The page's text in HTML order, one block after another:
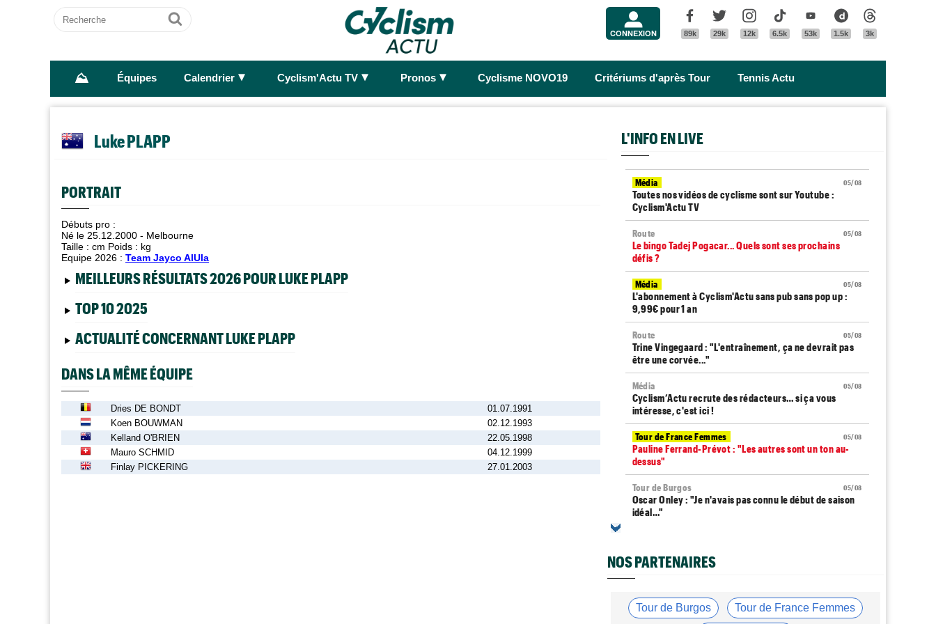
Recherche
Ok CONNEXION
Facebook
89k
Twitter
29k
Instagram
12k
Tik Tok
6.5k
Youtube
53k
Dailymotion
1.5k 3k
⛰ Équipes Calendrier ► Cyclism'Actu TV ► Pronos ► Cyclisme NOVO19 Critériums d'après Tour Tennis Actu
Luke PLAPP
PORTRAIT
Débuts pro :
Né le 25.12.2000 - Melbourne
Taille : cm Poids : kg
Equipe 2026 : Team Jayco AlUla
MEILLEURS RÉSULTATS 2026 POUR LUKE PLAPP
TOP 10 2025
ACTUALITÉ CONCERNANT LUKE PLAPP
DANS LA MÊME ÉQUIPE
Dries DE BONDT
01.07.1991
Koen BOUWMAN
02.12.1993
Kelland O'BRIEN
22.05.1998
Mauro SCHMID
04.12.1999
Finlay PICKERING
27.01.2003
L'INFO EN LIVE
05/08
Média
Toutes nos vidéos de cyclisme sont sur Youtube :
Cyclism'Actu TV
05/08
Route
Le bingo Tadej Pogacar... Quels sont ses prochains
défis ?
05/08
Média
L'abonnement à Cyclism'Actu sans pub sans pop up :
9,99€ pour 1 an
05/08
Route
Trine Vingegaard : "L'entraînement, ça ne devrait pas
être une corvée..."
05/08
Média
Cyclism’Actu recrute des rédacteurs… si ça vous
intéresse, c'est ici !
05/08
Tour de France Femmes
Pauline Ferrand-Prévot : "Les autres sont un ton au-
dessus"
05/08
Tour de Burgos
Oscar Onley : "Je n'avais pas connu le début de saison
idéal…"
déclassé
Julius Johansen remporte le prologue, doublé UAE Team
Emirates
NOS PARTENAIRES
Tour de Burgos Tour de France Femmes